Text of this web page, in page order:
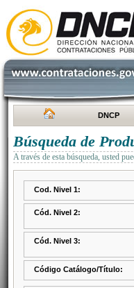
DNCP
Búsqueda de
A través de esta búsqueda, usted
Cod. Nivel 1:
Cód. Nivel 2:
Cód. Nivel 3:
Código Catálogo/Título: